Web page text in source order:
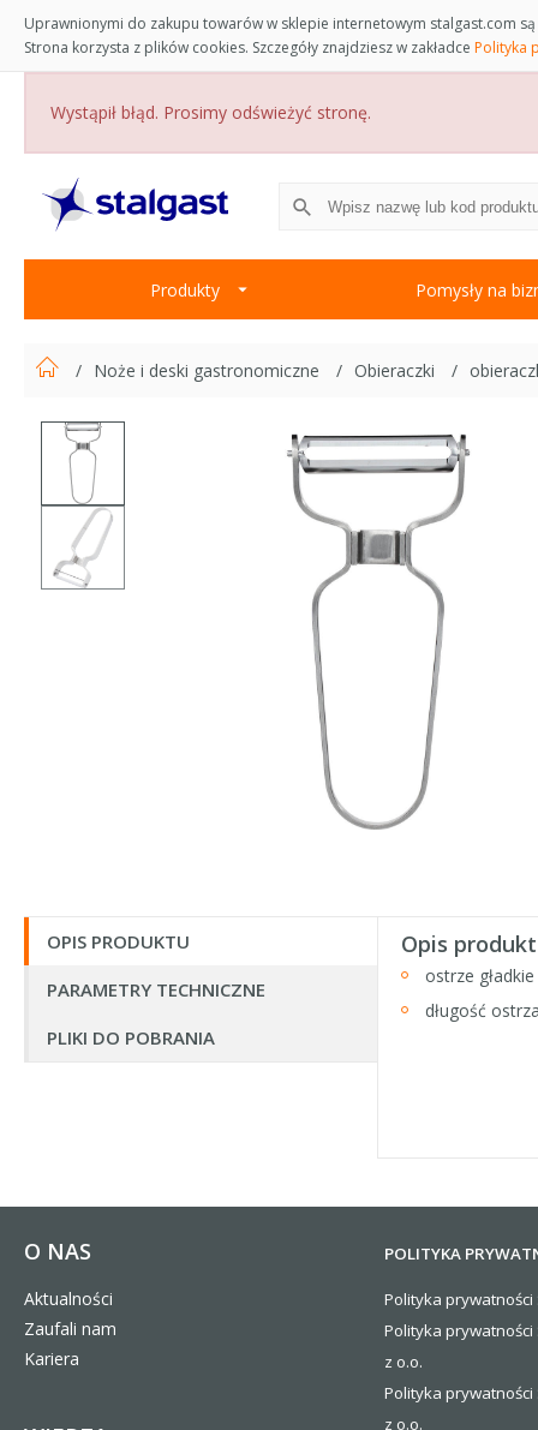
Uprawnionymi do zakupu towarów w sklepie internetowym stalgast.com
Strona korzysta z plików cookies. Szczegóły znajdziesz w zakładce Polityka
Wystąpił błąd. Prosimy odświeżyć stronę.
Produkty Pomysły na
Noże i deski gastronomiczne Obieraczki
OPIS PRODUKTU
PARAMETRY TECHNICZNE
PLIKI DO POBRANIA
Opis
ostrze gładkie
długość
O NAS
Aktualności
Zaufali nam
Kariera
POLITYKA
Polityka prywatności
Polityka
z o.o.
Polityka
z o.o.